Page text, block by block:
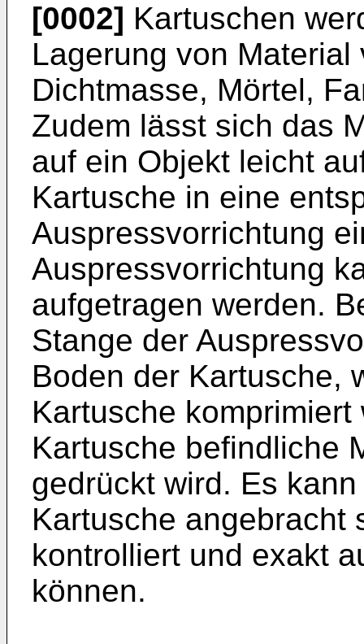
[0002] Kartuschen
Lagerung von
Dichtmasse, Mörtel,
Zudem lässt sich das
auf ein Objekt leicht
Kartusche in eine
Auspressvorrichtung
Auspressvorrichtung
aufgetragen werden.
Stange der
Boden der Kartusche,
Kartusche
Kartusche befindliche
gedrückt wird. Es
Kartusche angebracht
kontrolliert und exakt
können.